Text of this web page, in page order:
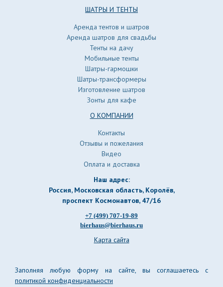
ШАТРЫ И ТЕНТЫ
Аренда тентов и шатров
Аренда шатров для свадьбы
Тенты на дачу
Мобильные тенты
Шатры-гармошки
Шатры-трансформеры
Изготовление шатров
Зонты для кафе
О КОМПАНИИ
Контакты
Отзывы и пожелания
Видео
Оплата и доставка
Наш адрес:
Россия, Московская область, Королёв,
проспект Космонавтов, 47/16
+7 (499) 707-19-89
bierhaus@bierhaus.ru
Карта сайта
Заполняя любую форму на сайте, вы соглашаетесь с
политикой конфиденциальности